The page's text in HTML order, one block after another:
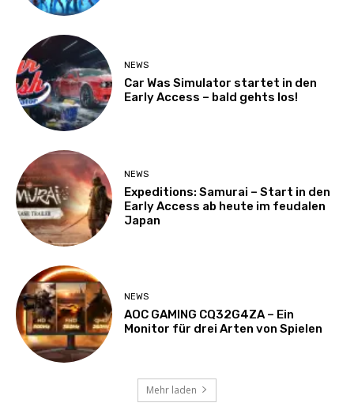
NEWS
Car Was Simulator startet in den
Early Access – bald gehts los!
NEWS
Expeditions: Samurai – Start in den
Early Access ab heute im feudalen
Japan
NEWS
AOC GAMING CQ32G4ZA – Ein
Monitor für drei Arten von Spielen
Mehr laden